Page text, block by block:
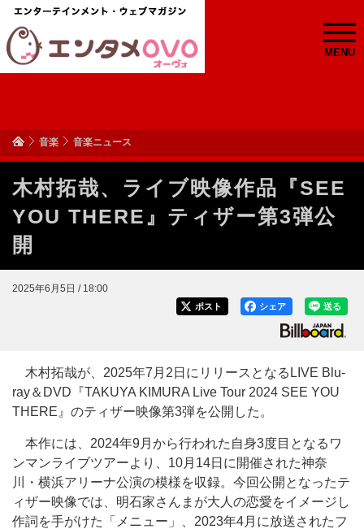
MENU
音楽 音楽ニュース
木村拓哉、ライブ映像作品『SEE
YOU THERE』ティザー第3弾公
開
2025年6月5日 / 18:00
送る
シェア
ポスト
木村拓哉が、2025年7月2日にリリースとなるLIVE Blu-
ray＆DVD『TAKUYA KIMURA Live Tour 2024 SEE YOU
THERE』のティザー映像第3弾を公開した。
本作には、2024年9月から行われた自身3度目となるワ
ンマンライブツアーより、10月14日に開催された神奈
川・横浜アリーナ公演の模様を収録。今回公開となったテ
ィザー映像では、明石家さんまが大人の恋愛をイメージし
作詞を手がけた「メニュー」、2023年4月に放送されたフ